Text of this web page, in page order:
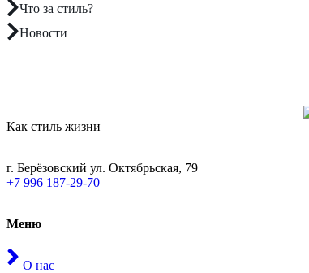
Что за стиль?
Новости
Как стиль жизни
г. Берёзовский ул. Октябрьская, 79
‎+7 996 187-29-70
Меню
О нас